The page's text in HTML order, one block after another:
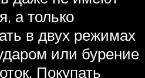
а только
в двух режимах
или бурение
Покупать